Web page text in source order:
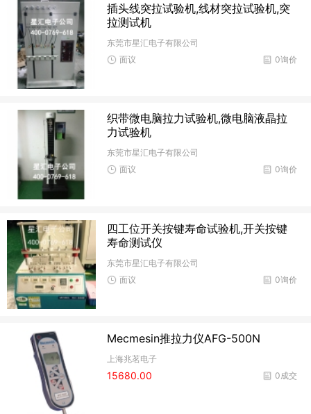
插头线突拉试验机,线材突拉试验机,突
拉测试机
东莞市星汇电子有限公司
0询价
面议
织带微电脑拉力试验机,微电脑液晶拉
力试验机
东莞市星汇电子有限公司
0询价
面议
四工位开关按键寿命试验机,开关按键
寿命测试仪
东莞市星汇电子有限公司
0询价
面议
Mecmesin推拉力仪AFG-500N
上海兆茗电子
0成交
15680.00